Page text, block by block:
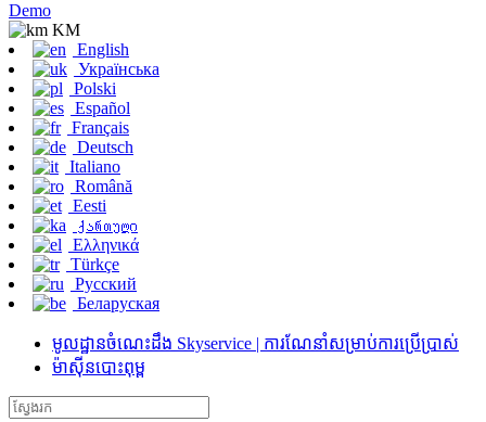
Demo
KM
English
Українська
Polski
Español
Français
Deutsch
Italiano
Română
Eesti
ქართული
Ελληνικά
Türkçe
Русский
Беларуская
មូលដ្ឋានចំណេះដឹង Skyservice | ការណែនាំសម្រាប់ការប្រើប្រាស់
ម៉ាស៊ីនបោះពុម្ព